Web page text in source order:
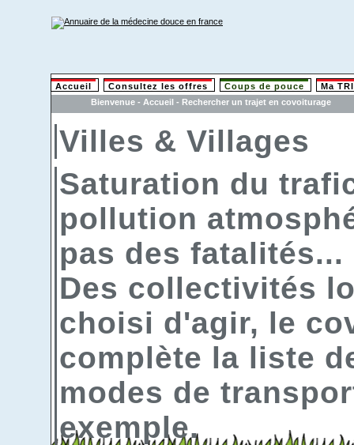
Accueil Consultez les offres Coups de pouce
Ma
Bienvenue - Accueil - Rechercher un trajet en covoiturage
Villes & Villages
Saturation du
pollution
pas des fatalités...
Des collectivités
choisi d'agir, le
complète la liste
modes de
exemple.